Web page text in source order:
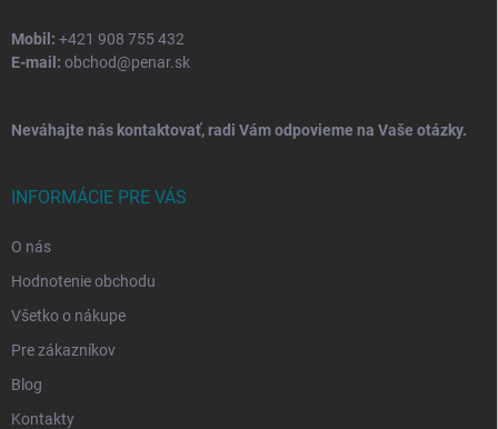
Mobil: +421 908 755 432
E-mail: obchod@penar.sk
Neváhajte nás kontaktovať, radi Vám odpovieme na Vaše otázky.
INFORMÁCIE PRE VÁS
O nás
Hodnotenie obchodu
Všetko o nákupe
Pre zákazníkov
Blog
Kontakty